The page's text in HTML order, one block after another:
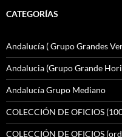
CATEGORÍAS
Andalucía ( Grupo Grandes
Andalucia (Grupo Grande
Andalucía Grupo Mediano
COLECCIÓN DE OFICIOS
COLECCIÓN DE OFICIOS